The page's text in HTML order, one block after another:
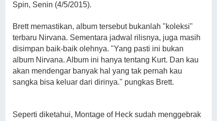
Spin, Senin (4/5/2015).
Brett memastikan, album tersebut bukanlah "koleksi"
terbaru Nirvana. Sementara jadwal rilisnya, juga masih
disimpan baik-baik olehnya. "Yang pasti ini bukan
album Nirvana. Album ini hanya tentang Kurt. Dan kau
akan mendengar banyak hal yang tak pernah kau
sangka bisa keluar dari dirinya." pungkas Brett.
Seperti diketahui, Montage of Heck sudah menggebrak